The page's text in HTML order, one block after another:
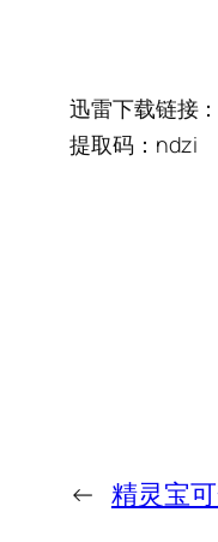
迅雷下载链接：
提取码：ndzi
← 精灵宝